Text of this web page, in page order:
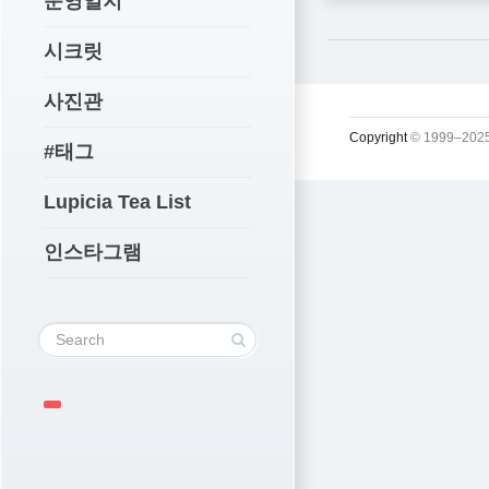
시크릿
사진관
#태그
Lupicia Tea List
인스타그램
Copyright©